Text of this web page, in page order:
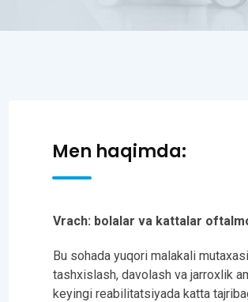
Men haqimda:
Vrach: bolalar va kattalar
Bu sohada yuqori malakali
tashxislash, davolash va jarroxlik
keyingi reabilitatsiyada katta